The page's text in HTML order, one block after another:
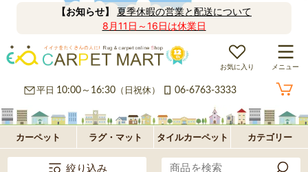
【お知らせ】
夏季休暇の営業と配送について
8月11日～16日は休業日
お気に入り メニュー
平日 10:00～16:30 （日祝休） 06-6763-3333
カーペット ラグ・マット タイルカーペット カテゴリー
ペ
ッ
グ
フ
ロ
パ
絞り込み